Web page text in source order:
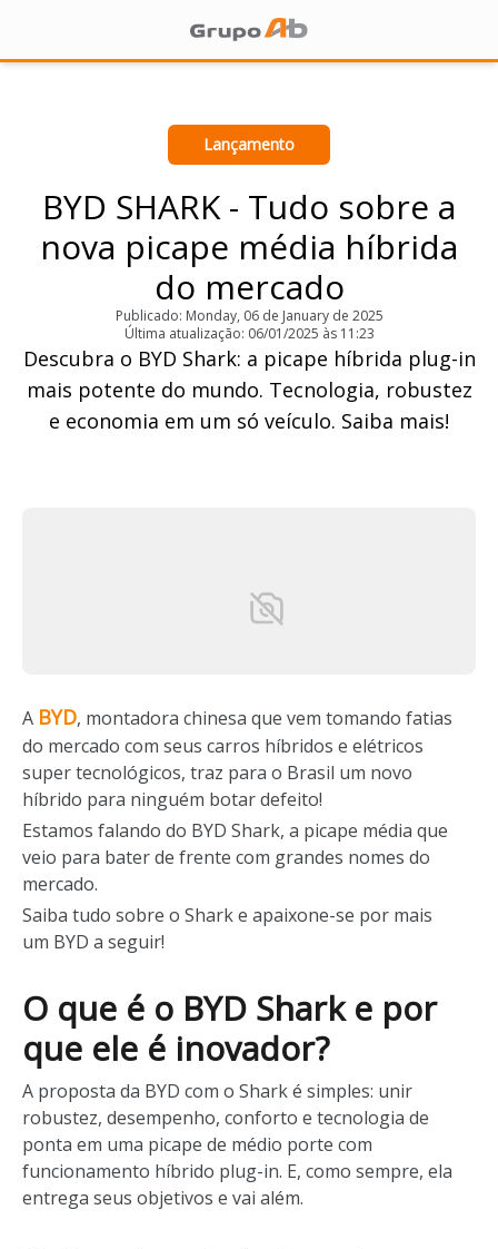
Lançamento
BYD SHARK - Tudo sobre a
nova picape média híbrida
do mercado
Publicado: Monday, 06 de January de 2025
Última atualização: 06/01/2025 às 11:23
Descubra o BYD Shark: a picape híbrida plug-in
mais potente do mundo. Tecnologia, robustez
e economia em um só veículo. Saiba mais!
A BYD, montadora chinesa que vem tomando fatias
do mercado com seus carros híbridos e elétricos
super tecnológicos, traz para o Brasil um novo
híbrido para ninguém botar defeito!
Estamos falando do BYD Shark, a picape média que
veio para bater de frente com grandes nomes do
mercado.
Saiba tudo sobre o Shark e apaixone-se por mais
um BYD a seguir!
O que é o BYD Shark e por
que ele é inovador?
A proposta da BYD com o Shark é simples: unir
robustez, desempenho, conforto e tecnologia de
ponta em uma picape de médio porte com
funcionamento híbrido plug-in. E, como sempre, ela
entrega seus objetivos e vai além.